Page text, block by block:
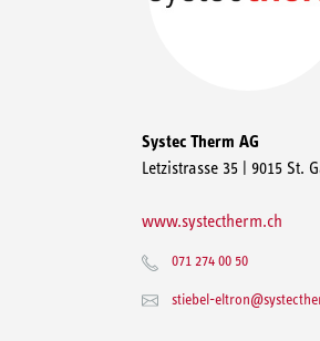
Systec Therm AG
Letzistrasse 35 | 9015 St.
www.systectherm.ch
071 274 00 50
stiebel-